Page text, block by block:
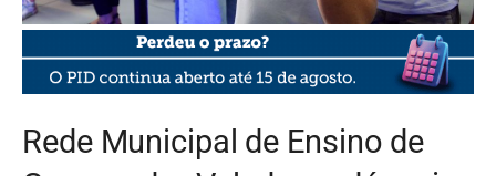
FOTO: Fred Seixas/DRD
Rede Municipal de Ensino de